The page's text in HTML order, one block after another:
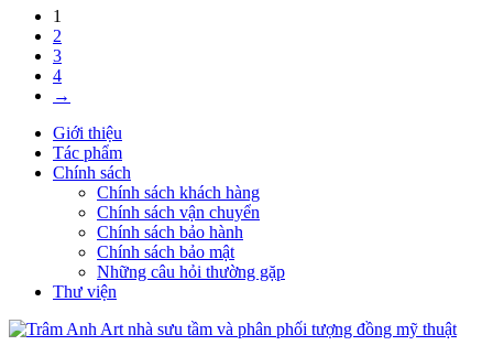
1
2
3
4
→
Giới thiệu
Tác phẩm
Chính sách
Chính sách khách hàng
Chính sách vận chuyển
Chính sách bảo hành
Chính sách bảo mật
Những câu hỏi thường gặp
Thư viện